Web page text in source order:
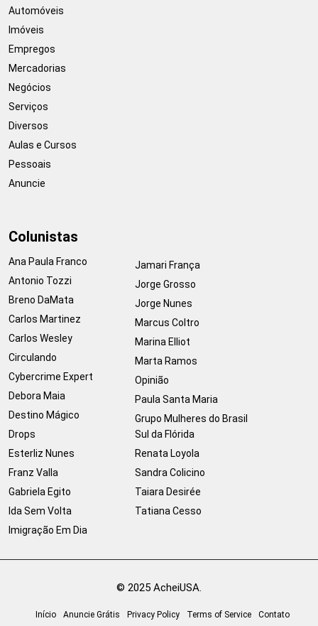
Automóveis
Imóveis
Empregos
Mercadorias
Negócios
Serviços
Diversos
Aulas e Cursos
Pessoais
Anuncie
Colunistas
Ana Paula Franco
Antonio Tozzi
Breno DaMata
Carlos Martinez
Carlos Wesley
Circulando
Cybercrime Expert
Debora Maia
Destino Mágico
Drops
Esterliz Nunes
Franz Valla
Gabriela Egito
Ida Sem Volta
Imigração Em Dia
Jamari França
Jorge Grosso
Jorge Nunes
Marcus Coltro
Marina Elliot
Marta Ramos
Opinião
Paula Santa Maria
Grupo Mulheres do Brasil
Sul da Flórida
Renata Loyola
Sandra Colicino
Taiara Desirée
Tatiana Cesso
© 2025 AcheiUSA.
Início Anuncie Grátis Privacy Policy Terms of Service Contato